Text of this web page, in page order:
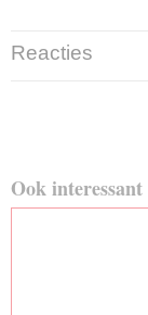
Reacties
Ook interessant